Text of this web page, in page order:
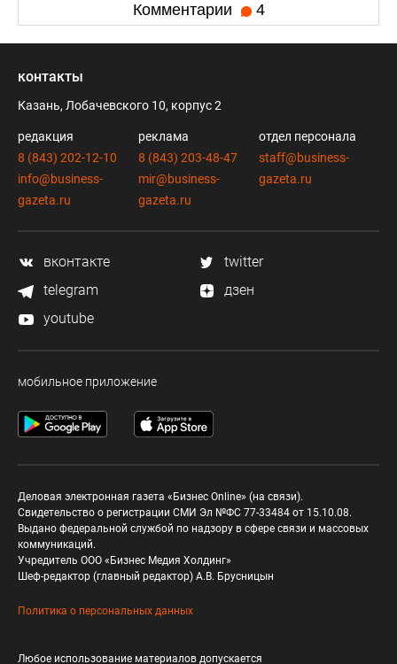
Комментарии 4
контакты
Казань, Лобачевского 10, корпус 2
редакция
8 (843) 202-12-10
info@business-
gazeta.ru
реклама
8 (843) 203-48-47
mir@business-
gazeta.ru
отдел персонала
staff@business-
gazeta.ru
вконтакте
twitter
telegram
дзен
youtube
мобильное приложение
Деловая электронная газета «Бизнес Online» (на связи).
Свидетельство о регистрации СМИ Эл №ФС 77-33484 от 15.10.08.
Выдано федеральной службой по надзору в сфере связи и массовых
коммуникаций.
Учредитель ООО «Бизнес Медия Холдинг»
Шеф-редактор (главный редактор) А.В. Брусницын
Политика о персональных данных
Любое использование материалов допускается